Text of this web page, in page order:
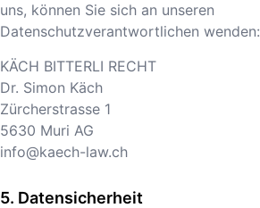
uns, können Sie sich an unseren
Datenschutzverantwortlichen wenden:
KÄCH BITTERLI RECHT
Dr. Simon Käch
Zürcherstrasse 1
5630 Muri AG
info@kaech-law.ch
Datensicherheit